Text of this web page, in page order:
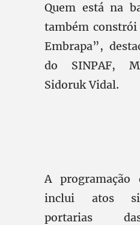
Quem está na
também
Embrapa”,
do SINPAF,
Sidoruk Vidal.
A programação
inclui atos
portarias